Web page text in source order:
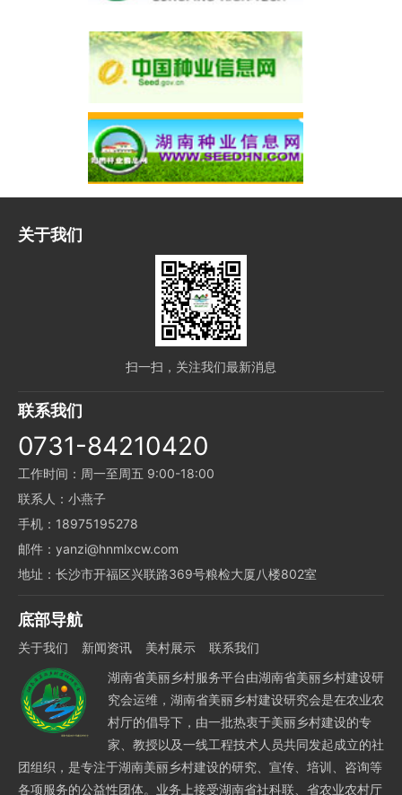
关于我们
扫一扫，关注我们最新消息
联系我们
0731-84210420
工作时间：周一至周五 9:00-18:00
联系人：小燕子
手机：18975195278
邮件：yanzi@hnmlxcw.com
地址：长沙市开福区兴联路369号粮检大厦八楼802室
底部导航
关于我们 新闻资讯 美村展示
联系我们
湖南省美丽乡村服务平台由湖南省美丽乡村建设研
究会运维，湖南省美丽乡村建设研究会是在农业农
村厅的倡导下，由一批热衷于美丽乡村建设的专
家、教授以及一线工程技术人员共同发起成立的社
团组织，是专注于湖南美丽乡村建设的研究、宣传、培训、咨询等
各项服务的公益性团体。业务上接受湖南省社科联、省农业农村厅